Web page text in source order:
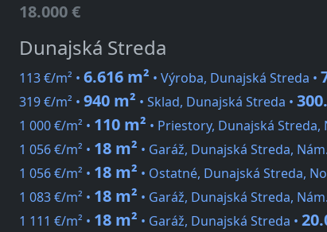
18.000 €
Dunajská Streda
113 €/m² • 6.616 m² • Výroba, Dunajská Streda •
319 €/m² • 940 m² • Sklad, Dunajská Streda •
1 000 €/m² • 110 m² • Priestory, Dunajská Streda,
1 056 €/m² • 18 m² • Garáž, Dunajská Streda,
1 056 €/m² • 18 m² • Ostatné, Dunajská Streda,
1 083 €/m² • 18 m² • Garáž, Dunajská Streda,
1 111 €/m² • 18 m² • Garáž, Dunajská Streda •